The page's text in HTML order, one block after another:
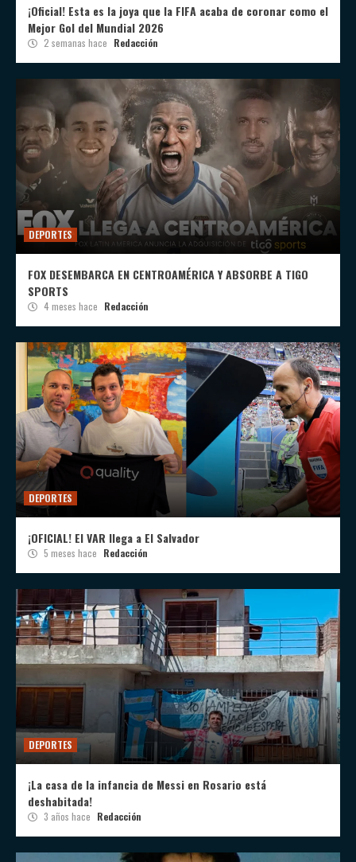
¡Oficial! Esta es la joya que la FIFA acaba de coronar como el
Mejor Gol del Mundial 2026
2 semanas hace Redacción
DEPORTES
FOX DESEMBARCA EN CENTROAMÉRICA Y ABSORBE A TIGO
SPORTS
4 meses hace Redacción
DEPORTES
¡OFICIAL! El VAR llega a El Salvador
5 meses hace Redacción
DEPORTES
¡La casa de la infancia de Messi en Rosario está
deshabitada!
3 años hace Redacción